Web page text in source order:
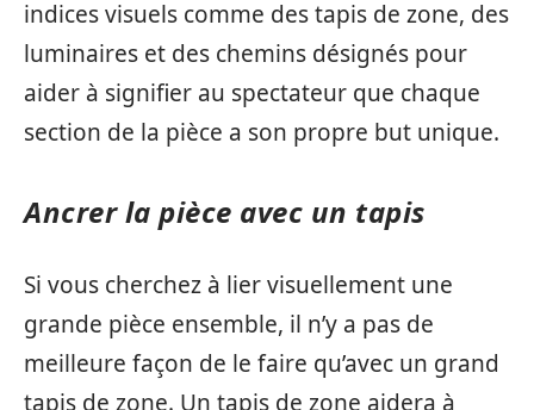
indices visuels comme des tapis de zone, des
luminaires et des chemins désignés pour
aider à signifier au spectateur que chaque
section de la pièce a son propre but unique.
Ancrer la pièce avec un tapis
Si vous cherchez à lier visuellement une
grande pièce ensemble, il n’y a pas de
meilleure façon de le faire qu’avec un grand
tapis de zone. Un tapis de zone aidera à